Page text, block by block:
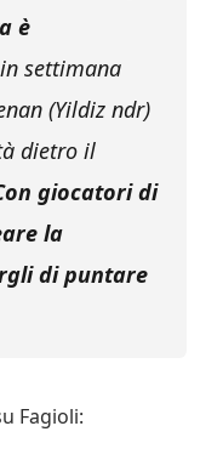
è
settimana
(Yildiz ndr)
dietro il
giocatori di
la
di puntare
Fagioli: